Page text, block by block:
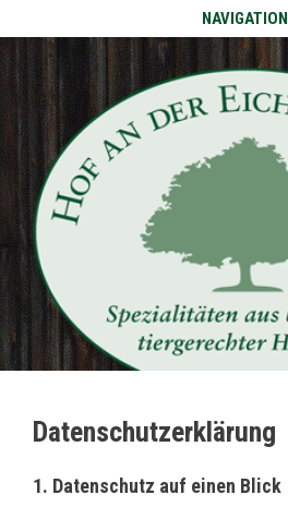
NAVIGATION
Datenschutzerklärung
1. Datenschutz auf einen Blick